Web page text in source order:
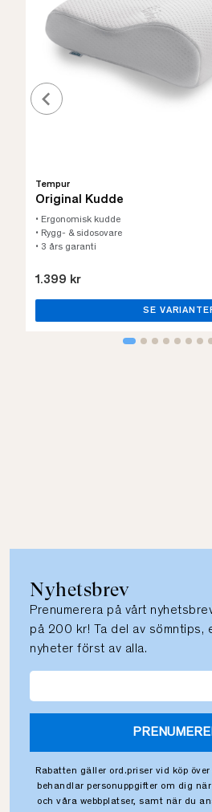
Tempur
Original Kudde
• Ergonomisk kudde
• Rygg- & sidosovare
• 3 års garanti
1.399 kr
SE
Nyhetsbrev
Prenumerera på vårt
på 200 kr! Ta del av sömntips,
nyheter först av alla.
Rabatten gäller ord.priser vid köp
behandlar personuppgifter om dig
och våra webbplatser, samt när du